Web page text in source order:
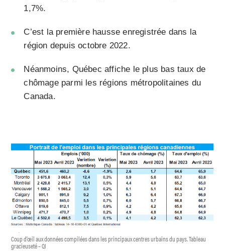
1,7%.
C’est la première hausse enregistrée dans la
région depuis octobre 2022.
Néanmoins, Québec affiche le plus bas taux de
chômage parmi les régions métropolitaines du
Canada.
Coup d’œil aux données compilées dans les principaux centres urbains du pays. Tableau
gracieuseté – QI